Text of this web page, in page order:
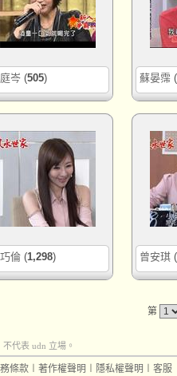
岑 (505) 蘇晏霈 (
倫 (1,298) 曾安琪 (
第
代表 udn 立場。
條款 著作權聲明 隱私權聲明 客服